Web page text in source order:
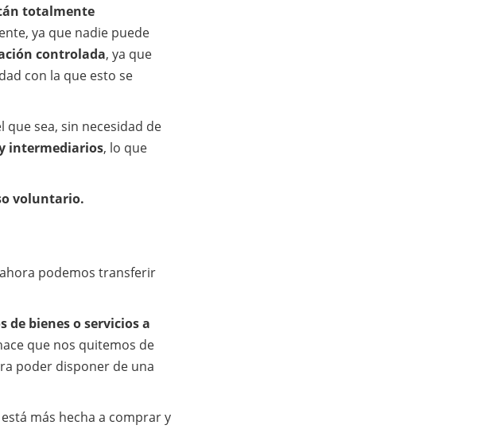
totalmente
ya que nadie puede
controlada, ya que
con la que esto se
que sea, sin necesidad de
intermediarios, lo que
voluntario.
podemos transferir
bienes o servicios a
que nos quitemos de
poder disponer de una
más hecha a comprar y